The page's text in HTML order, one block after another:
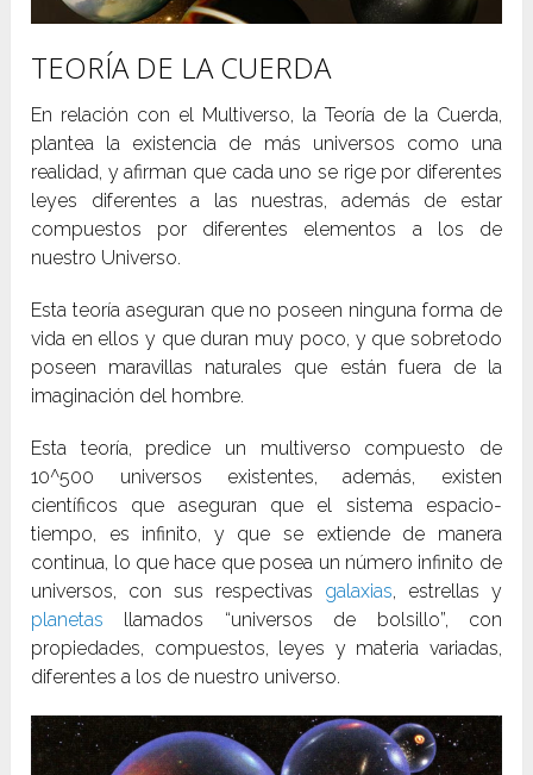
TEORÍA DE LA CUERDA
En relación con el Multiverso, la Teoría de la Cuerda,
plantea la existencia de más universos como una
realidad, y afirman que cada uno se rige por diferentes
leyes diferentes a las nuestras, además de estar
compuestos por diferentes elementos a los de
nuestro Universo.
Esta teoría aseguran que no poseen ninguna forma de
vida en ellos y que duran muy poco, y que sobretodo
poseen maravillas naturales que están fuera de la
imaginación del hombre.
Esta teoría, predice un multiverso compuesto de
10^500 universos existentes, además, existen
científicos que aseguran que el sistema espacio-
tiempo, es infinito, y que se extiende de manera
continua, lo que hace que posea un número infinito de
universos, con sus respectivas galaxias, estrellas y
planetas llamados “universos de bolsillo”, con
propiedades, compuestos, leyes y materia variadas,
diferentes a los de nuestro universo.